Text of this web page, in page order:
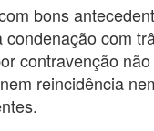
bons
condenação com
contravenção
reincidência